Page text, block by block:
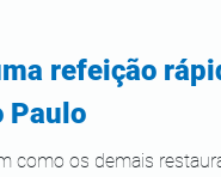
refeição
Paulo
como os demais